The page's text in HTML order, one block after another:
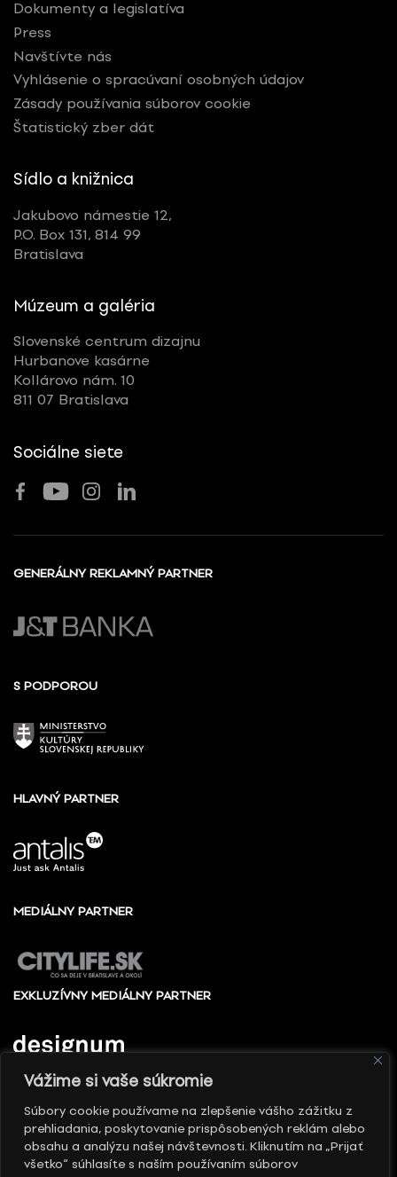
Vážime si vaše súkromie
Súbory cookie používame na zlepšenie vášho zážitku z
prehliadania, poskytovanie prispôsobených reklám alebo
obsahu a analýzu našej návštevnosti. Kliknutím na „Prijať
všetko“ súhlasíte s naším používaním súborov
Dokumenty a legislatíva
Press
Navštívte nás
Vyhlásenie o spracúvaní osobných údajov
Zásady používania súborov cookie
Štatistický zber dát
Sídlo a knižnica
Jakubovo námestie 12,
P.O. Box 131, 814 99
Bratislava
Múzeum a galéria
Slovenské centrum dizajnu
Hurbanove kasárne
Kollárovo nám. 10
811 07 Bratislava
Sociálne siete
GENERÁLNY REKLAMNÝ PARTNER
S PODPOROU
HLAVNÝ PARTNER
MEDIÁLNY PARTNER
EXKLUZÍVNY MEDIÁLNY PARTNER
© 2010 - 2026 Slovenské centrum dizajnu, Všetky
práva vyhradené